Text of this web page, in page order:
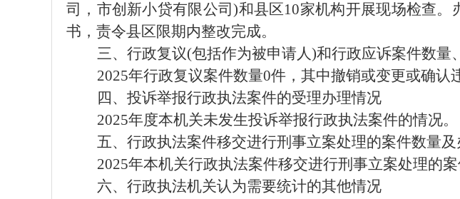
司，市创新小贷有限公司)和县区10家机构开展现场检查
书，责令县区限期内整改完成。
三、行政复议(包括作为被申请人)和行政应诉案件数量
2025年行政复议案件数量0件，其中撤销或变更或确认
四、投诉举报行政执法案件的受理办理情况
2025年度本机关未发生投诉举报行政执法案件的情况。
五、行政执法案件移交进行刑事立案处理的案件数量
2025年本机关行政执法案件移交进行刑事立案处理的案
六、行政执法机关认为需要统计的其他情况